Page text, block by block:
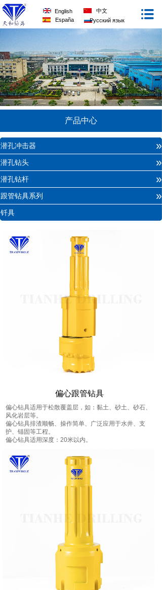
产品中心
潜孔冲击器 »
潜孔钻头 »
潜孔钻杆 »
跟管钻具系列 »
钎具
偏心跟管钻具
偏心钻具适用于松散覆盖层，如：黏土、砂土、砂石、
风化岩层等。
偏心钻具排渣顺畅、操作简单、广泛应用于水井、支
护、锚固等工程。
偏心钻具适用深度：20米以内。
España Русский язык
中文
English